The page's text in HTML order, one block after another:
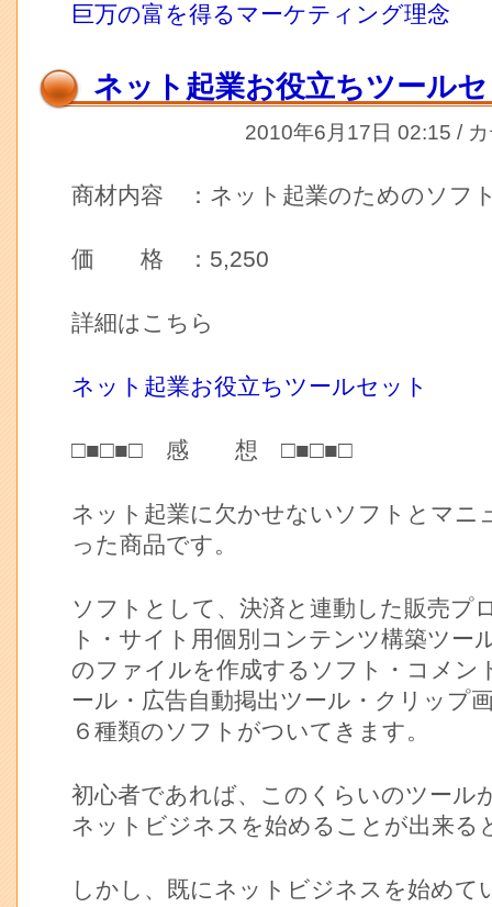
巨万の富を得るマーケティング理念
ネット起業お役立ちツール
2010年6月17日 02:15 /
商材内容 ：ネット起業のためのソフ
価 格 ：5,250
詳細はこちら
ネット起業お役立ちツールセット
□■□■□ 感 想 □■□■□
ネット起業に欠かせないソフトとマニ
った商品です。
ソフトとして、決済と連動した販売プ
ト・サイト用個別コンテンツ構築ツー
のファイルを作成するソフト・コメン
ール・広告自動掲出ツール・クリップ
６種類のソフトがついてきます。
初心者であれば、このくらいのツール
ネットビジネスを始めることが出来る
しかし、既にネットビジネスを始めて